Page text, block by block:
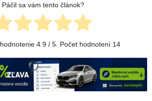
Páčil sa vám tento článok?
4.9/ 5. Počet hodnotení 14